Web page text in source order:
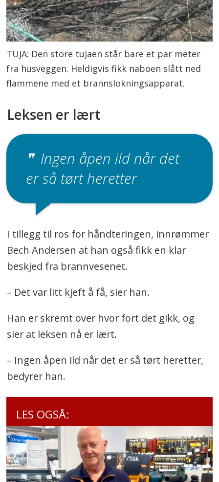
TUJA: Den store tujaen står bare et par meter
fra husveggen. Heldigvis fikk naboen slått ned
flammene med et brannslokningsapparat.
Leksen er lært
Ingen åpen ild når det
er så tørt heretter
I tillegg til ros for håndteringen, innrømmer
Bech Andersen at han også fikk en klar
beskjed fra brannvesenet.
– Det var litt kjeft å få, sier han.
Han er skremt over hvor fort det gikk, og
sier at leksen nå er lært.
– Ingen åpen ild når det er så tørt heretter,
bedyrer han.
LES OGSÅ: